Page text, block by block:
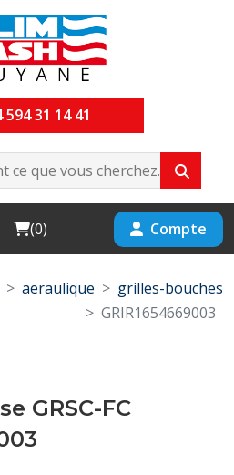
594 31 14 41
Cart
(0) Compte
aeraulique
grilles-bouches
GRIR1654669003
GRSC-FC